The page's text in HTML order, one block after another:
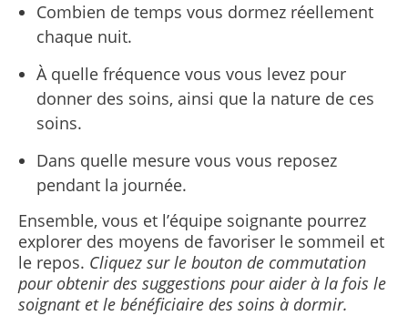
Combien de temps vous dormez réellement
chaque nuit.
À quelle fréquence vous vous levez pour
donner des soins, ainsi que la nature de ces
soins.
Dans quelle mesure vous vous reposez
pendant la journée.
Ensemble, vous et l’équipe soignante pourrez
explorer des moyens de favoriser le sommeil et
le repos. Cliquez sur le bouton de commutation
pour obtenir des suggestions pour aider à la fois le
soignant et le bénéficiaire des soins à dormir.